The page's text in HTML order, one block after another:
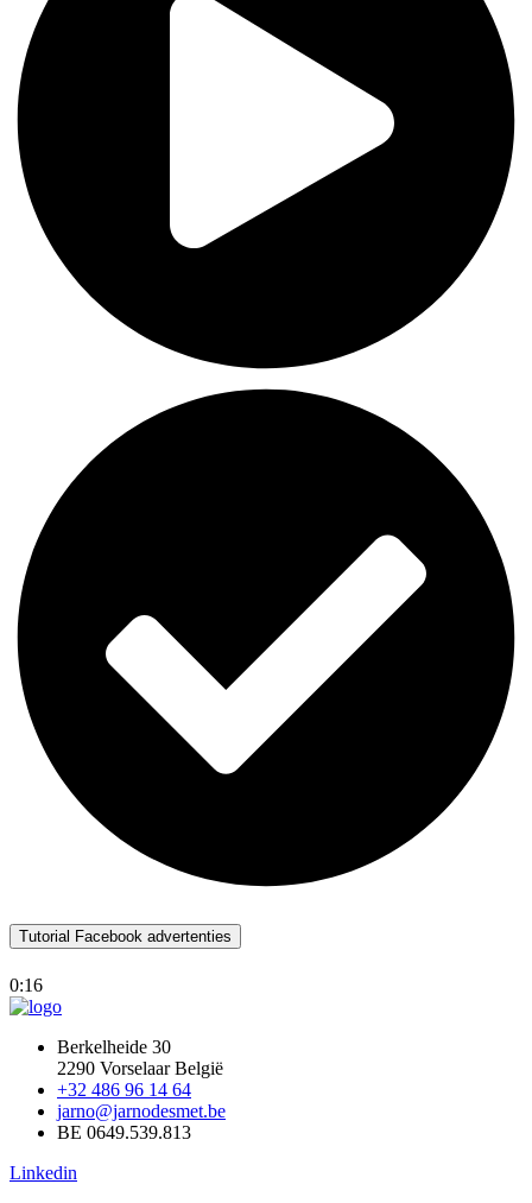
Tutorial Facebook advertenties
0:16
Berkelheide 30
2290 Vorselaar België
+32 486 96 14 64
jarno@jarnodesmet.be
BE 0649.539.813​
Linkedin